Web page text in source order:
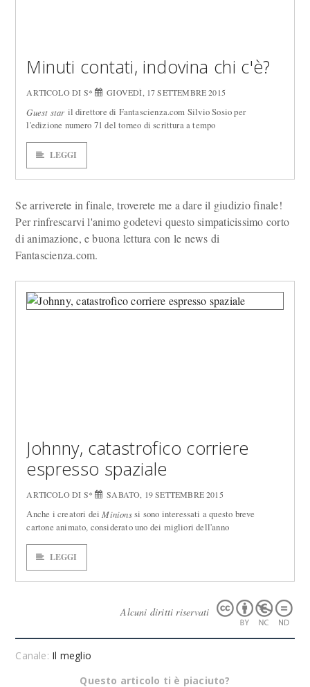
Minuti contati, indovina chi c'è?
ARTICOLO DI S* GIOVEDÌ, 17 SETTEMBRE 2015
Guest staril direttore di Fantascienza.com Silvio Sosio per
l'edizione numero 71 del torneo di scrittura a tempo
LEGGI
Se arriverete in finale, troverete me a dare il giudizio finale!
Per rinfrescarvi l'animo godetevi questo simpaticissimo corto
di animazione, e buona lettura con le news di
Fantascienza.com.
Johnny, catastrofico corriere
espresso spaziale
ARTICOLO DI S* SABATO, 19 SETTEMBRE 2015
Anche i creatori dei Minionssi sono interessati a questo breve
cartone animato, considerato uno dei migliori dell'anno
LEGGI
Alcuni diritti riservati
Canale: Il meglio
Questo articolo ti è piaciuto?